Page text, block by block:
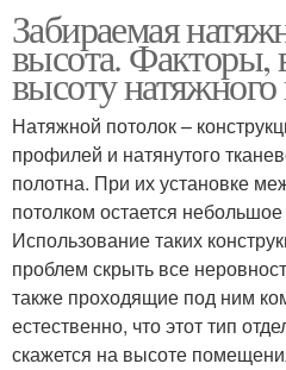
Забираемая
высота.
высоту натяжного
Натяжной потолок –
профилей и натянутого
полотна. При их установке
потолком остается
Использование таких
проблем скрыть все
также проходящие под ним
естественно, что этот тип
скажется на высоте